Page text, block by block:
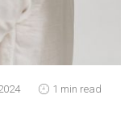
1 min read